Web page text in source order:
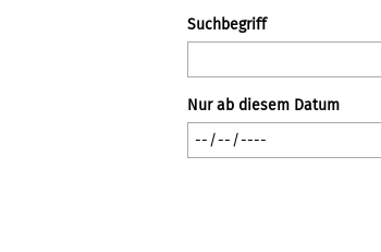
Suchbegriff
Nur ab diesem Datum